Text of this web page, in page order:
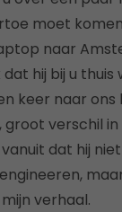
moet
naar
hij bij u
keer naar ons
verschil
dat hij
verhaal.